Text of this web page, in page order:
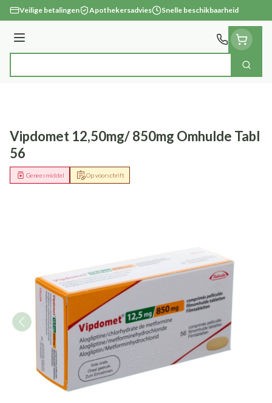
Ga naar de inhoud
Veilige betalingen Apothekersadvies Snelle beschikbaarheid
Menu
Zoek
Vipdomet 12,50mg/ 850mg Omhulde Tabl
56
Op voorschrift
Geneesmiddel